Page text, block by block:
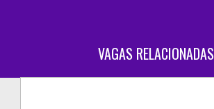
VAGAS RELACIONADAS